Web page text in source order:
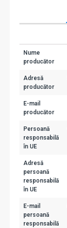
Nume
producător
Adresă
producător
E-mail
producător
Persoană
responsabilă
în UE
Adresă
persoană
responsabilă
în UE
E-mail
persoană
responsabilă